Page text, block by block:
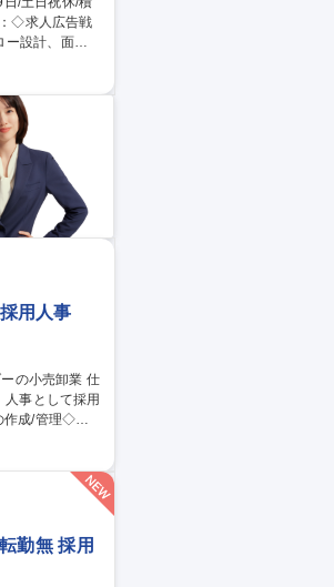
ー設計、面
用人事
事として採用
程調整◇面接
・中途ともに
勤無 採用